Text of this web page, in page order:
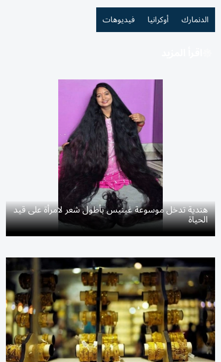
الدنمارك أوكرانيا فيديوهات
هندية تدخل موسوعة غينيس بأطول شعر لامرأة على قيد
الحياة